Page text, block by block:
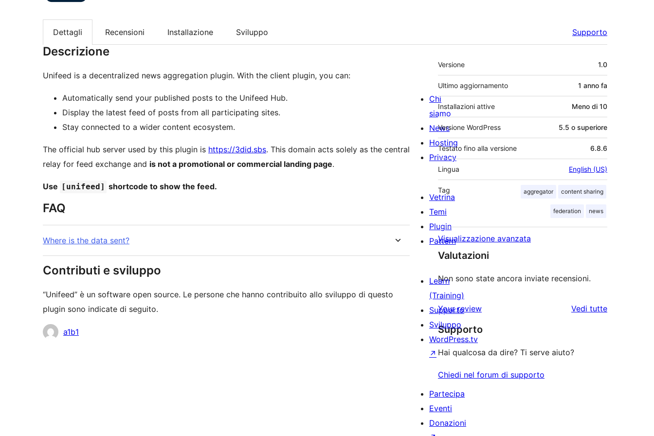
Dettagli Recensioni Installazione Sviluppo Supporto
Descrizione
Unifeed is a decentralized news aggregation plugin. With the client plugin, you can:
Automatically send your published posts to the Unifeed Hub.
Display the latest feed of posts from all participating sites.
Stay connected to a wider content ecosystem.
The official hub server used by this plugin is https://3did.sbs. This domain acts solely as the central
relay for feed exchange and is not a promotional or commercial landing page.
Use [unifeed] shortcode to show the feed.
FAQ
Where is the data sent?
Contributi e sviluppo
“Unifeed” è un software open source. Le persone che hanno contribuito allo sviluppo di questo
plugin sono indicate di seguito.
Collaboratori
a1b1
Meta
Versione 1.0
Ultimo aggiornamento 1 anno fa
Installazioni attive Meno di 10
Versione WordPress 5.5 o superiore
Testato fino alla versione 6.8.6
Lingua English (US)
Tag aggregator content sharing
federation news
Visualizzazione avanzata
Valutazioni
Non sono state ancora inviate recensioni.
Your review Vedi tuttele
Supporto
Hai qualcosa da dire? Ti serve aiuto?
Chiedi nel forum di supporto
Chi
siamo
News
Hosting
Privacy
Vetrina
Temi
Plugin
Pattern
Learn
(Training)
Supporto
Sviluppo
WordPress.tv
↗
Partecipa
Eventi
Donazioni